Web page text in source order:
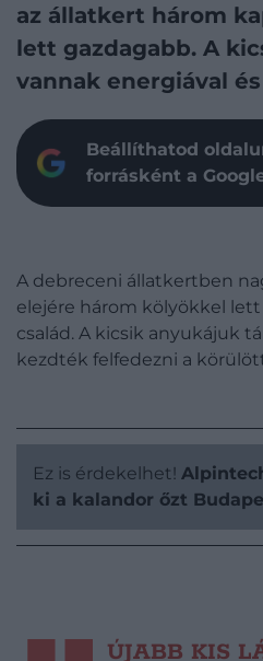
az állatkert három
lett gazdagabb. A
vannak energiával
Beállíthatod
forrásként a
A debreceni állatkertben
elejére három kölyökkel
család. A kicsik anyukájuk
kezdték felfedezni a
Ez is érdekelhet!
ki a kalandor őzt
ÚJABB KIS